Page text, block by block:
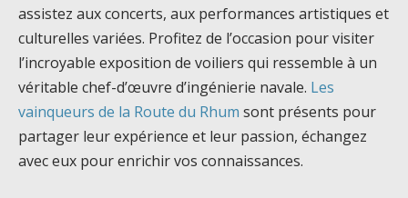
assistez aux concerts, aux performances artistiques et
culturelles variées. Profitez de l’occasion pour visiter
l’incroyable exposition de voiliers qui ressemble à un
véritable chef-d’œuvre d’ingénierie navale. Les
vainqueurs de la Route du Rhum sont présents pour
partager leur expérience et leur passion, échangez
avec eux pour enrichir vos connaissances.